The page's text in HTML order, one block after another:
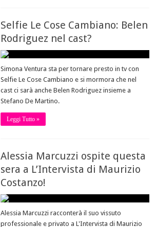
Selfie Le Cose Cambiano: Belen
Rodriguez nel cast?
Simona Ventura sta per tornare presto in tv con
Selfie Le Cose Cambiano e si mormora che nel
cast ci sarà anche Belen Rodriguez insieme a
Stefano De Martino.
Leggi Tutto »
Alessia Marcuzzi ospite questa
sera a L’Intervista di Maurizio
Costanzo!
Alessia Marcuzzi racconterà il suo vissuto
professionale e privato a L'Intervista di Maurizio